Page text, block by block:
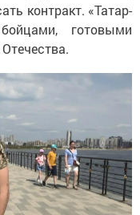
контракт. «Татар-
готовыми